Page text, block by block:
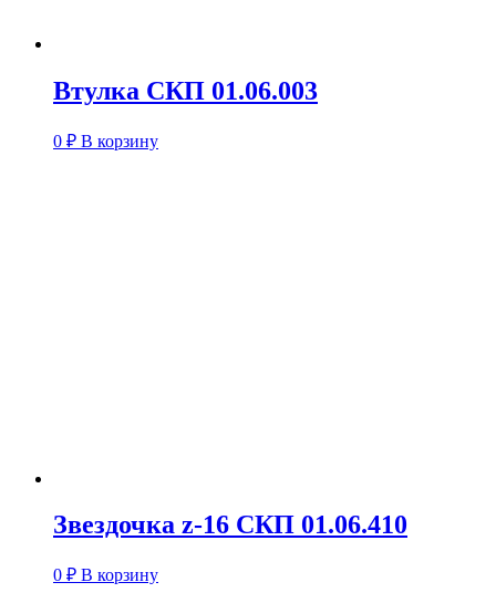
Втулка СКП 01.06.003
0 ₽ В корзину
Звездочка z-16 СКП 01.06.410
0 ₽ В корзину